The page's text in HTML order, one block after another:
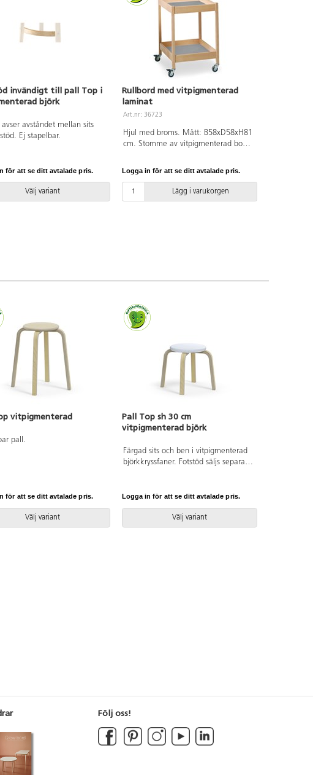
invändigt till pall Top i
björk
avståndet mellan sits
Ej stapelbar.
för att se ditt avtalade pris.
Välj variant
Rullbord med vitpigmenterad
laminat
Art.nr: 36723
Hjul med broms. Mått: B58xD58xH81
cm. Stomme av vitpigmenterad bok
Logga in för att se ditt avtalade pris.
Lägg i varukorgen
vitpigmenterad
pall.
för att se ditt avtalade pris.
Välj variant
Pall Top sh 30 cm
vitpigmenterad björk
Färgad sits och ben i vitpigmenterad
björkkryssfaner. Fotstöd säljs separat.
Logga in för att se ditt avtalade pris.
Välj variant
Följ oss!